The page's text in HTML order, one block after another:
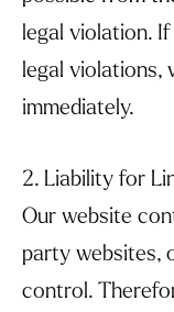
legal violation.
legal violations,
immediately.
2. Liability for
Our website
party websites,
control.